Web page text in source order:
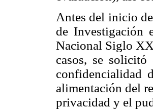
Antes del inicio
de Investigación
Nacional Siglo
casos, se
confidencialidad
alimentación del
privacidad y el